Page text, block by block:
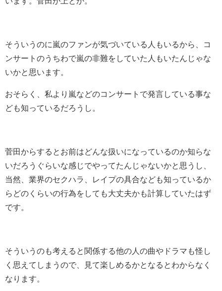
そういうのに嵐のファンが気づいている人もいるから、コ
ンサートのうちわで嵐の非難をしていた人もいたんじゃな
いかと思います。
おそらく、私より嵐などのコンサートで発言している事な
ども知っているだろうし。
菅田からするとお前はどんな扱いになっているのか知らな
いだろうぐらいな感じでやってたんじゃないかと思うし、
当然、業界のセクハラ、レイプの具合なども知っているか
らどのくらいの行為をしても大丈夫かも計算していたはず
です。
そういうのも考えると関係する他の人の曲やドラマも怪し
く思えてしまうので、見て楽しめるかとなるとわからなく
なります。